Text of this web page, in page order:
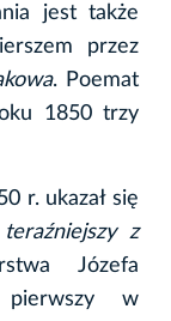
jest także
przez
. Poemat
1850 trzy
r. ukazał się
z
Józefa
w